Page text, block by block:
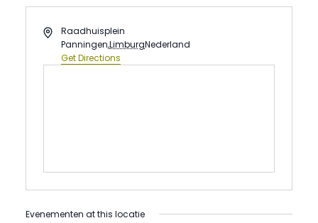
AddressRaadhuisplein
Panningen,LimburgNederland
Get Directions
Evenementen at this locatie